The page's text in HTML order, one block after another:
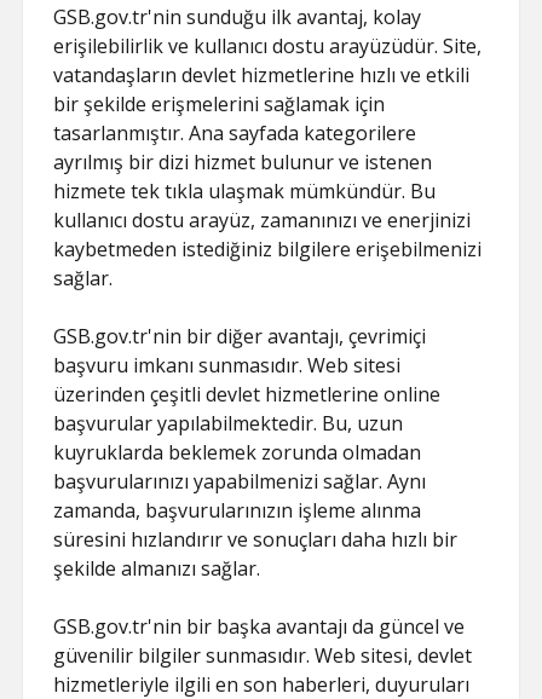
GSB.gov.tr'nin sunduğu ilk avantaj, kolay
erişilebilirlik ve kullanıcı dostu arayüzüdür. Site,
vatandaşların devlet hizmetlerine hızlı ve etkili
bir şekilde erişmelerini sağlamak için
tasarlanmıştır. Ana sayfada kategorilere
ayrılmış bir dizi hizmet bulunur ve istenen
hizmete tek tıkla ulaşmak mümkündür. Bu
kullanıcı dostu arayüz, zamanınızı ve enerjinizi
kaybetmeden istediğiniz bilgilere erişebilmenizi
sağlar.
GSB.gov.tr'nin bir diğer avantajı, çevrimiçi
başvuru imkanı sunmasıdır. Web sitesi
üzerinden çeşitli devlet hizmetlerine online
başvurular yapılabilmektedir. Bu, uzun
kuyruklarda beklemek zorunda olmadan
başvurularınızı yapabilmenizi sağlar. Aynı
zamanda, başvurularınızın işleme alınma
süresini hızlandırır ve sonuçları daha hızlı bir
şekilde almanızı sağlar.
GSB.gov.tr'nin bir başka avantajı da güncel ve
güvenilir bilgiler sunmasıdır. Web sitesi, devlet
hizmetleriyle ilgili en son haberleri, duyuruları